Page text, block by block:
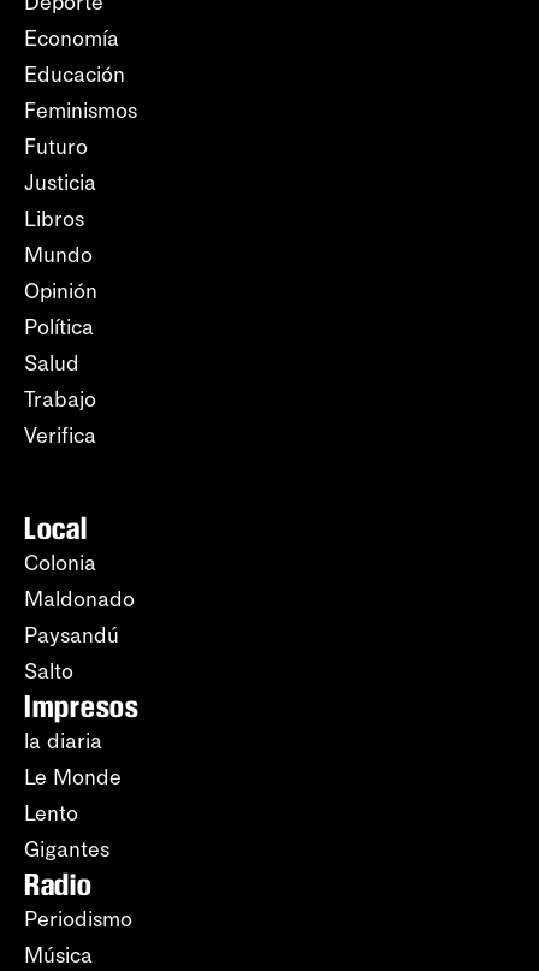
Economía
Educación
Feminismos
Futuro
Justicia
Libros
Mundo
Opinión
Política
Salud
Trabajo
Verifica
Local
Colonia
Maldonado
Paysandú
Salto
Impresos
la diaria
Le Monde
Lento
Gigantes
Radio
Periodismo
Música